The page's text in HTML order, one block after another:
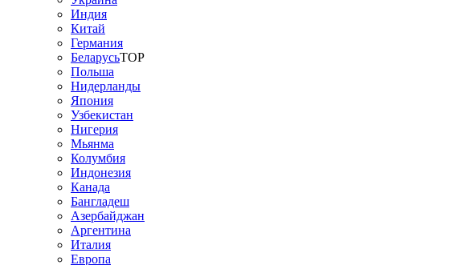
Индия
Китай
Германия
БеларусьTOP
Польша
Нидерланды
Япония
Узбекистан
Нигерия
Мьянма
Колумбия
Индонезия
Канада
Бангладеш
Азербайджан
Аргентина
Италия
Европа